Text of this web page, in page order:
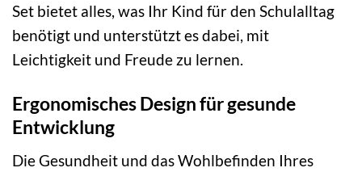
Set bietet alles, was Ihr Kind für den Schulalltag
benötigt und unterstützt es dabei, mit
Leichtigkeit und Freude zu lernen.
Ergonomisches Design für gesunde
Entwicklung
Die Gesundheit und das Wohlbefinden Ihres